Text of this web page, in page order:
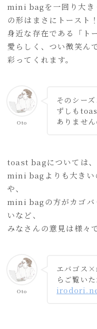
mini bagを一回り大き
の形はまさにトースト！
身近な存在である「ト
愛らしく、つい微笑ん
彩ってくれます。
Oto
そのシー
ずしも
ありませ
toast bagについては、
mini bagよりも大きい
や、
mini bagの方がカゴバ
いなど、
みなさんの意見は様々で
Oto
エバゴス
らご覧い